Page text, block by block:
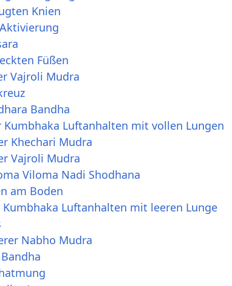
Knien
Füßen
Vajroli Mudra
Bandha
Luftanhalten mit vollen Lungen
Khechari Mudra
Vajroli Mudra
Viloma Nadi Shodhana
am Boden
Luftanhalten mit leeren Lunge
Nabho Mudra